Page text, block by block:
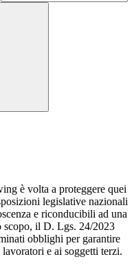
è volta a proteggere quei
legislative nazionali
e riconducibili ad una
scopo, il D. Lgs. 24/2023
obblighi per garantire
e ai soggetti terzi.